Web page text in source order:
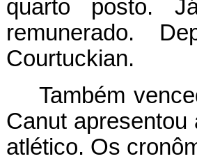
quarto posto.
remunerado.
Courtuckian.
Também
Canut apresentou
atlético. Os